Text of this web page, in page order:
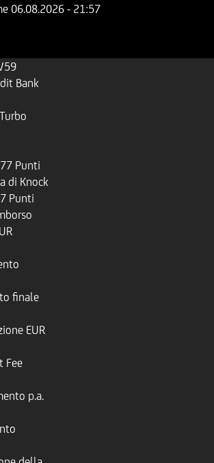
06.08.2026 - 21:57
Bank
Turbo
Punti
di Knock
Punti
finale
EUR
Fee
p.a.